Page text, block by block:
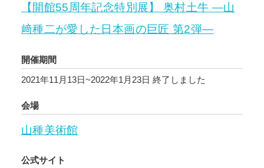
【開館55周年記念特別展】 奥村土牛 ―山
﨑種二が愛した日本画の巨匠 第2弾―
開催期間
2021年11月13日~2022年1月23日 終了しました
会場
山種美術館
公式サイト